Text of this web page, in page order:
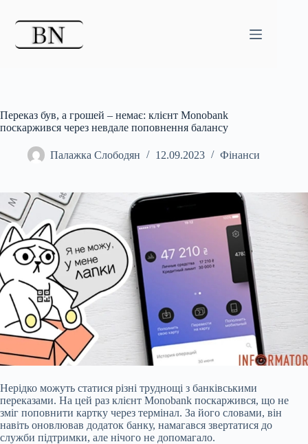
Переказ був, а грошей – немає: клієнт Monobank
поскаржився через невдале поповнення балансу
Палажка Слободян 12.09.2023 Фінанси
Нерідко можуть статися різні труднощі з банківськими
переказами. На цей раз клієнт Monobank поскаржився, що не
зміг поповнити картку через термінал. За його словами, він
навіть оновлював додаток банку, намагався звертатися до
служби підтримки, але нічого не допомагало.